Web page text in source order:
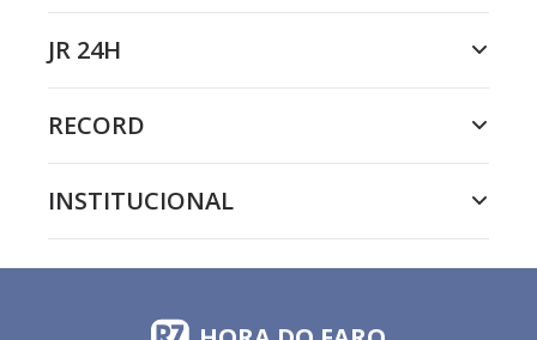
JR 24H
RECORD
INSTITUCIONAL